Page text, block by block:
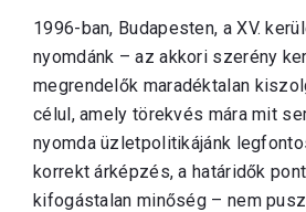
1996-ban, Budapesten, a XV.
nyomdánk – az akkori szerény
megrendelők maradéktalan
célul, amely törekvés mára mit
nyomda üzletpolitikájánk
korrekt árképzés, a határidők
kifogástalan minőség – nem